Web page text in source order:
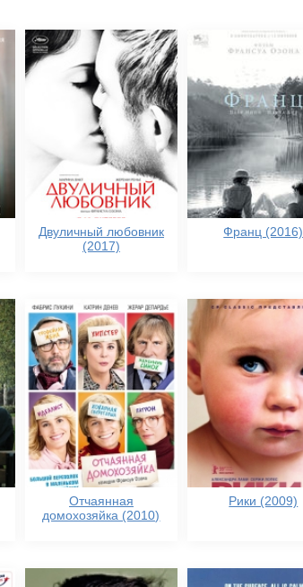
Двуличный любовник
(2017)
Франц (2016)
Отчаянная
домохозяйка (2010)
Рики (2009)